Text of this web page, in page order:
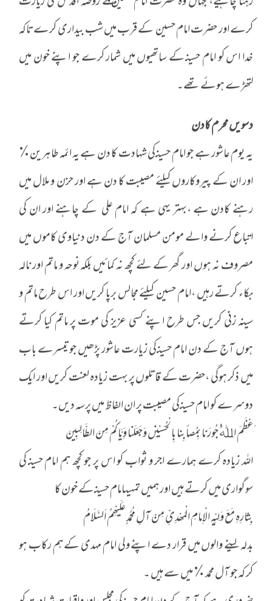
کرے اور حضرت امام حسین ـ کے قرب میں شب بیداری کرے تاکہ
خدا اس کو امام حسینـ کے ساتھیوں میں شمار کرے جو اپنے خون میں
لتھڑے ہوئے تھے۔
دسویں محرم کادن
یہ یوم عاشور ہے جو امام حسینـ کی شہادت کا دن ہے یہ ائمہ طاہرین٪
اور ان کے پیروکاروں کیلئے مصیبت کا دن ہے اور حزن و ملال میں
رہنے کادن ہے ،بہتر یہی ہے کہ امام علی ـ کے چاہنے اور ان کی
اتباع کرنے والے مومن مسلمان آج کے دن دنیاوی کاموں میں
مصروف نہ ہوں اور گھر کے لئے کچھ نہ کمائیں بلکہ نوحہ و ماتم اور نالہ
بکاء کرتے رہیں ،امام حسین ـ کیلئے مجالس برپا کریں اور اس طرح ماتم و
سینہ زنی کریں جس طرح اپنے کسی عزیز کی موت پر ماتم کیا کرتے
ہوں آج کے دن امام حسینـ کی زیارت عاشور پڑھیں جو تیسرے باب
میں ذکر ہوگی ،حضرت کے قاتلوں پر بہت زیادہ لعنت کریں اور ایک
دوسرے کو امام حسینـ کی مصیبت پر ان الفاظ میں پرسہ دیں۔
َعْظَمَ اﷲُ ُجُورَنا بِمُصأبِنا بِالْحُسَیْنِں وَجَعَلَنا وَِیَّاکُمْ مِنَ الطَّالِبِینَ
اللہ زیادہ کرے ہمارے اجر و ثواب کو اس پر جو کچھ ہم امام حسینـ کی
سوگواری میں کرتے ہیں اور ہمیں تمہیںامام حسینـ کے خون کا
بِثارِہِ مَعَ وَلِیِّہِ الْاِمامِ الْمَھْدِیِّ مِنْ آلِ مُحَمَّدٍ عَلَیْھِمُ اَلسَّلَامُ
بدلہ لینے والوں میں قرار دے اپنے ولی امام مہدی کے ہم رکاب ہو
کر کہ جو آل محمد ٪ میں سے ہیں ۔